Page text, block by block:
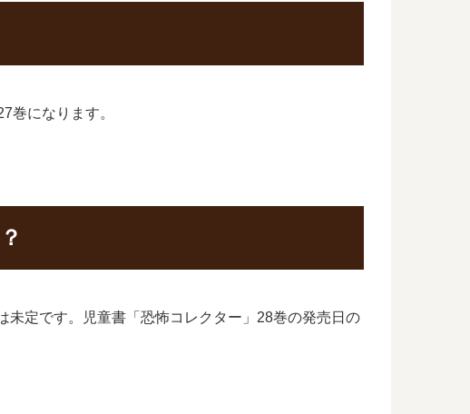
巻になります。
未定です。児童書「恐怖コレクター」28巻の発売日の